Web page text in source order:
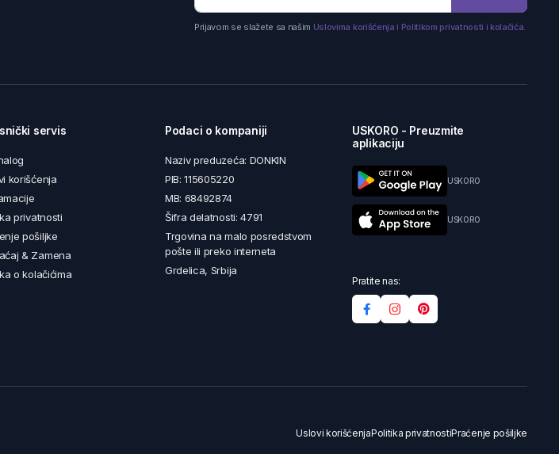
Prijavom se slažete sa našim Uslovima korišćenja i Politikom privatnosti i kolačića.
servis
korišćenja
privatnosti
pošiljke
& Zamena
o kolačićima
Podaci o kompaniji
Naziv preduzeća: DONKIN
PIB: 115605220
MB: 68492874
Šifra delatnosti: 4791
Trgovina na malo posredstvom
pošte ili preko interneta
Grdelica, Srbija
USKORO - Preuzmite
aplikaciju
USKORO
USKORO
Pratite nas:
Uslovi korišćenjaPolitika privatnostiPraćenje pošiljke